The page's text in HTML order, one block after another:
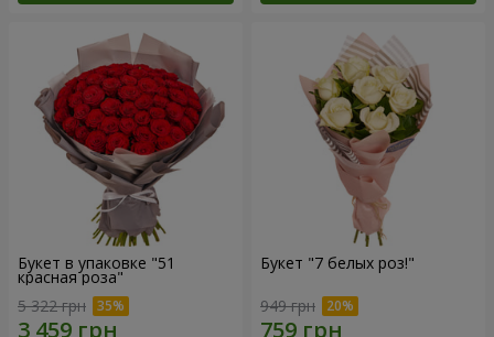
Букет в упаковке "51
красная роза"
5 322 грн
Букет "7 белых роз!"
949 грн